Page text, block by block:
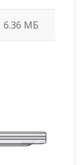
6.36 МБ